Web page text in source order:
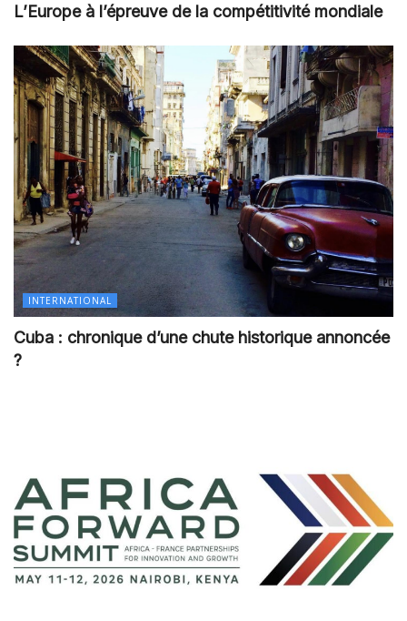
L’Europe à l’épreuve de la compétitivité mondiale
INTERNATIONAL
Cuba : chronique d’une chute historique annoncée
?